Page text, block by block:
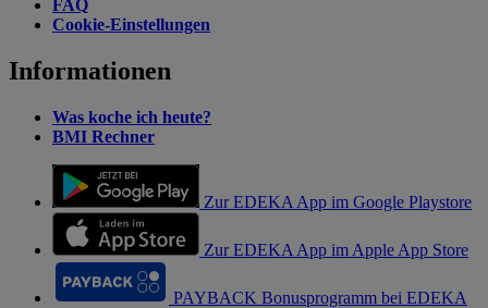
FAQ
Cookie-Einstellungen
Informationen
Was koche ich heute?
BMI Rechner
Zur EDEKA App im Google Playstore
Zur EDEKA App im Apple App Store
PAYBACK Bonusprogramm bei EDEKA